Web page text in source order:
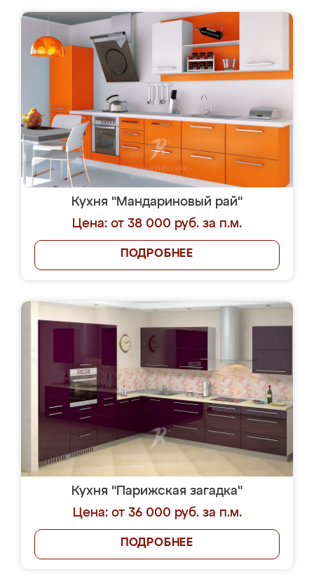
Кухня "Мандариновый рай"
Цена: от 38 000 руб. за п.м.
ПОДРОБНЕЕ
Кухня "Парижская загадка"
Цена: от 36 000 руб. за п.м.
ПОДРОБНЕЕ